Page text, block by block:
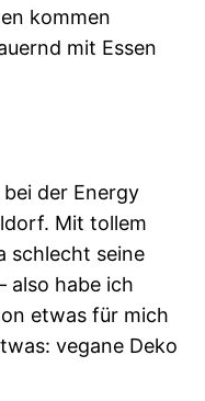
kommen
mit Essen
der Energy
Mit tollem
schlecht seine
also habe ich
etwas für mich
vegane Deko